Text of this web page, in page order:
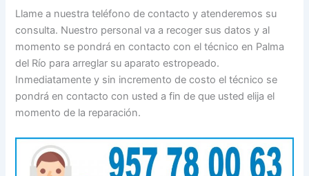
Llame a nuestra teléfono de contacto y atenderemos su
consulta. Nuestro personal va a recoger sus datos y al
momento se pondrá en contacto con el técnico en Palma
del Río para arreglar su aparato estropeado.
Inmediatamente y sin incremento de costo el técnico se
pondrá en contacto con usted a fin de que usted elija el
momento de la reparación.